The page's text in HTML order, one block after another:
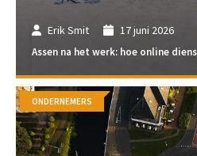
Erik Smit 17 juni 2026
Assen na het werk: hoe online
ONDERNEMERS